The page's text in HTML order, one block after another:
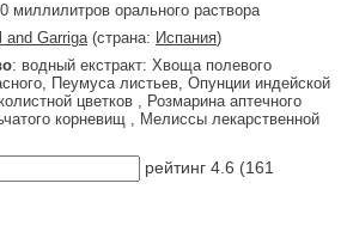
миллилитров орального раствора
and Garriga(страна: Испания)
: водный екстракт: Хвоща полевого
Пеумуса листьев, Опунции индейской
цветков , Розмарина аптечного
корневищ , Мелиссы лекарственной
рейтинг 4.6 (161